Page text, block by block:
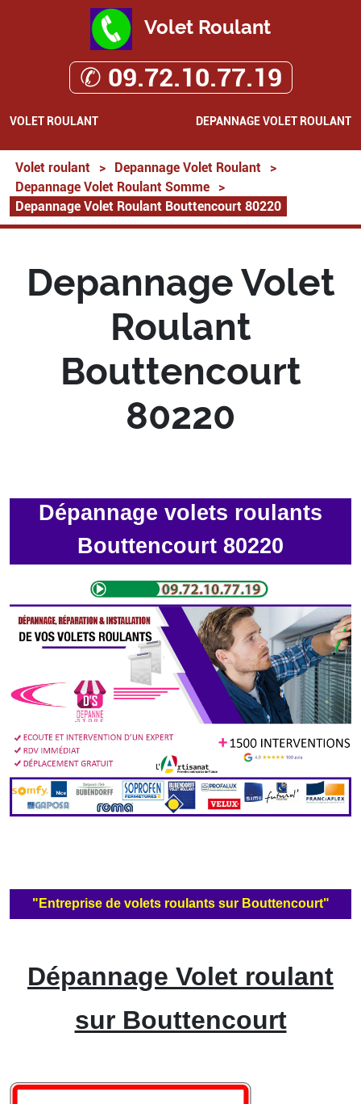
Volet Roulant
✆ 09.72.10.77.19
VOLET ROULANT DEPANNAGE VOLET ROULANT
Volet roulant > Depannage Volet Roulant
>
Depannage Volet Roulant Somme
>
Depannage Volet Roulant Bouttencourt 80220
Depannage Volet
Roulant
Bouttencourt
80220
Dépannage volets roulants
Bouttencourt 80220
"Entreprise de volets roulants sur Bouttencourt"
Dépannage Volet roulant
sur Bouttencourt